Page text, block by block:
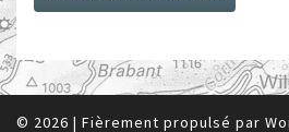
© 2026 | Fièrement propulsé par